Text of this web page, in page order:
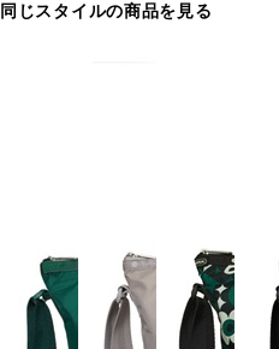
同じスタイルの商品を見る